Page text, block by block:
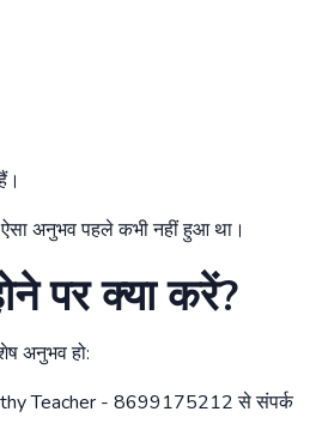
ऐसा अनुभव पहले कभी नहीं हुआ था।
पर क्या करें?
अनुभव हो:
Teacher - 8699175212 से संपर्क